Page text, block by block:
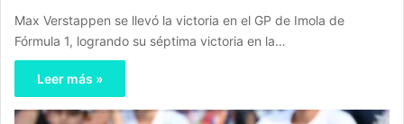
Max Verstappen se llevó la victoria en el GP de Imola de
Fórmula 1, logrando su séptima victoria en la…
Leer más »